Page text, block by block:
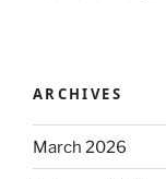
ARCHIVES
March 2026